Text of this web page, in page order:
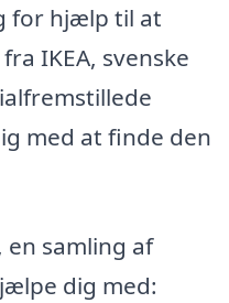
for hjælp til at
IKEA, svenske
med at finde den
en samling af
dig med: